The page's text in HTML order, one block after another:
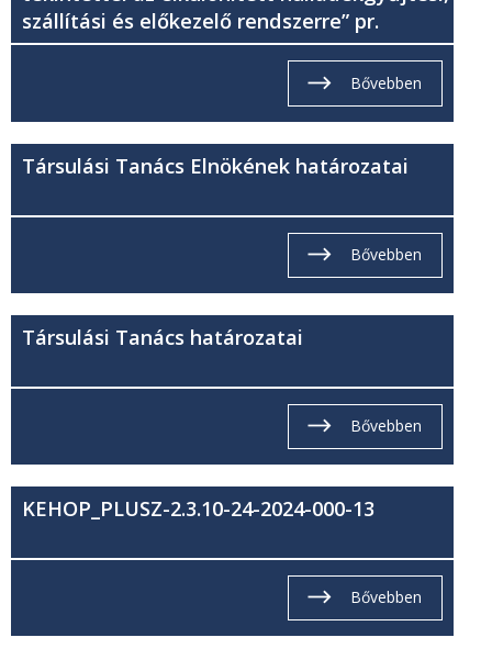
szállítási és előkezelő rendszerre” pr.
Bővebben
Társulási Tanács Elnökének határozatai
Bővebben
Társulási Tanács határozatai
Bővebben
KEHOP_PLUSZ-2.3.10-24-2024-000-13
Bővebben